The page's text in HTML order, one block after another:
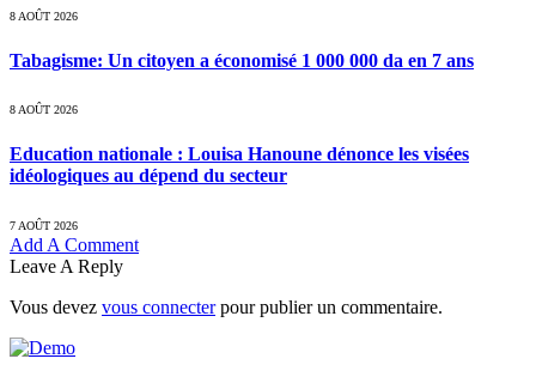
8 AOÛT 2026
Tabagisme: Un citoyen a économisé 1 000 000 da en 7 ans
8 AOÛT 2026
Education nationale : Louisa Hanoune dénonce les visées
idéologiques au dépend du secteur
7 AOÛT 2026
Add A Comment
Leave A Reply
Vous devez vous connecterpour publier un commentaire.